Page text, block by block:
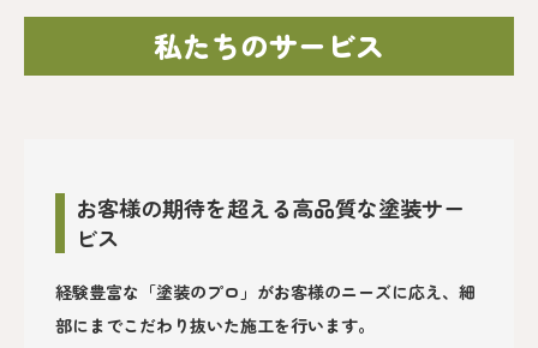
私たちのサービス
お客様の期待を超える高品質な塗装サー
ビス
経験豊富な「塗装のプロ」がお客様のニーズに応え、細
部にまでこだわり抜いた施工を行います。